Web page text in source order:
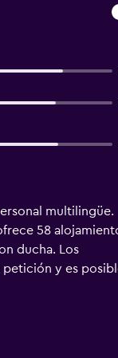
multilingüe.
58
ducha. Los
petición y es
instalaciones o